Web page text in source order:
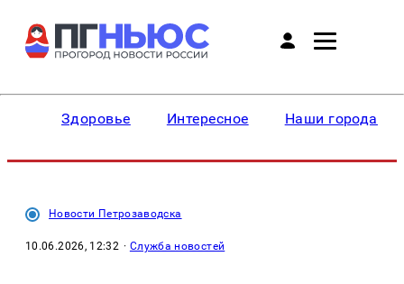
Здоровье Интересное Наши города
Новости Петрозаводска
10.06.2026, 12:32 · Служба новостей